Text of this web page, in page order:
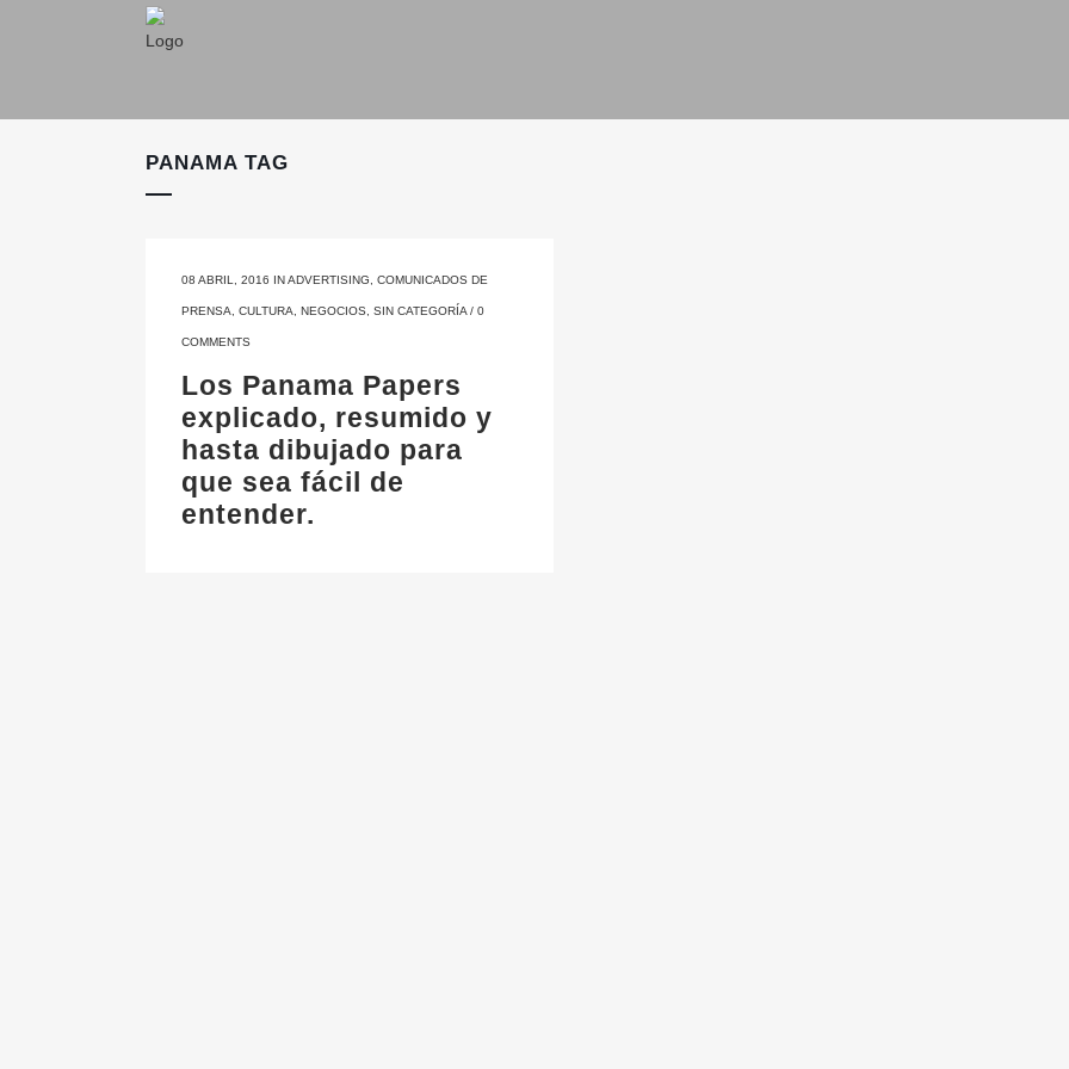
PANAMA TAG
08 ABRIL, 2016 INADVERTISING COMUNICADOS DE
PRENSA CULTURA NEGOCIOS SIN CATEGORÍA / 0
COMMENTS
Los Panama Papers
explicado, resumido y
hasta dibujado para
que sea fácil de
entender.